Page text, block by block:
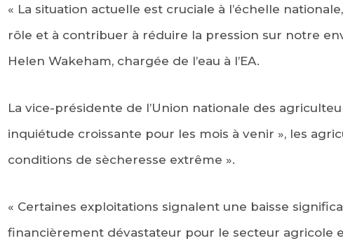
« La situation actuelle est cruciale à l’échelle
rôle et à contribuer à réduire la pression sur notre
Helen Wakeham, chargée de l’eau à l’EA.
La vice-présidente de l’Union nationale des
inquiétude croissante pour les mois à venir », les
conditions de sècheresse extrême ».
« Certaines exploitations signalent une baisse
financièrement dévastateur pour le secteur agricole